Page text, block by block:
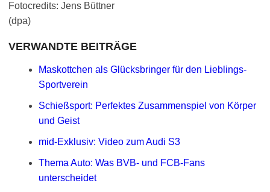
Fotocredits: Jens Büttner
(dpa)
VERWANDTE BEITRÄGE
Maskottchen als Glücksbringer für den Lieblings-
Sportverein
Schießsport: Perfektes Zusammenspiel von Körper
und Geist
mid-Exklusiv: Video zum Audi S3
Thema Auto: Was BVB- und FCB-Fans
unterscheidet